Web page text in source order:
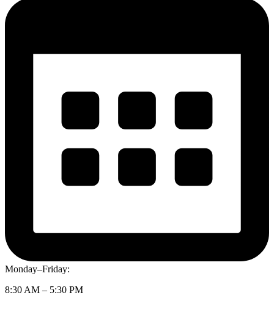
Monday–Friday:
8:30 AM – 5:30 PM